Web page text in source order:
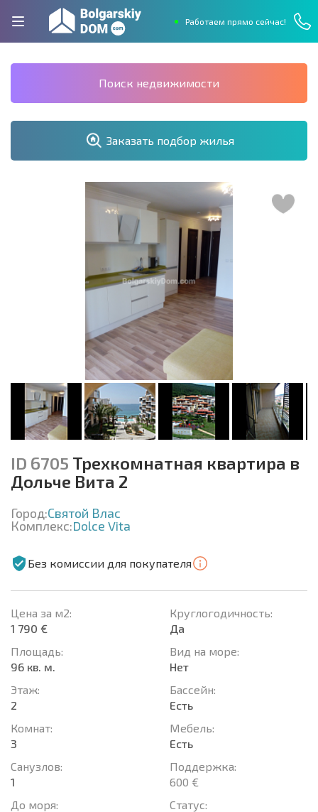
Работаем прямо сейчас!
Поиск недвижимости
Заказать подбор жилья
ID 6705 Трехкомнатная квартира в
Дольче Вита 2
Город:Святой Влас
Комплекс:Dolce Vita
Без комиссии для покупателя
Цена за м2:
1 790 €
Площадь:
96 кв. м.
Этаж:
2
Комнат:
3
Санузлов:
1
До моря:
Круглогодичность:
Да
Вид на море:
Нет
Басcейн:
Есть
Мебель:
Есть
Поддержка:
600 €
Статус: